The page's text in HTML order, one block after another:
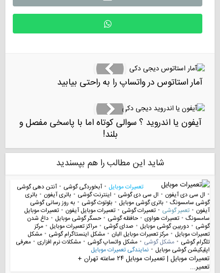
آمار استاتوس در واتساپ را به راحتی بیابید
آیفون یا اندروید ؟ سوالی کوتاه اما با پاسخی مفصل و
بلند!
شاید این مطالب را هم بپسندید
تعمیرات موبایل • آبخوردگی گوشی • آنتن دهی گوشی
• ال سی دی آیفون • ال سی دی گوشی • اینترنت گوشی • باتری آیفون • باتری
گوشی سامسونگ • باتری گوشی موبایل • بلوتوث گوشی • به روز رسانی گوشی
آیفون • تعمیر گوشی • تعمیرات گوشی • تعمیرات موبایل آیفون • تعمیرات موبایل
سامسونگ • تعمیرات هواوی • حافظه گوشی • حسگر گوشی موبایل • داغ شدن
گوشی • دوربین گوشی موبایل • صدای گوشی • مراکز تعمیرات موبایل • مرکز
تعمیرات موبایل • مرکز تعمیرات موبایل البان • مشکل اینستاگرام گوشی • مشکل
تلگرام گوشی • مشکل گوشی • مشکل واتساپ گوشی • مشکلات نرم افزاری • معرفی
اپلیکیشن گوشی موبایل • نمایندگی تعمیرات موبایل
تعمیرات موبایل | تعمیرات موبایل ۲۴ ساعته تهران +
تعمیر...